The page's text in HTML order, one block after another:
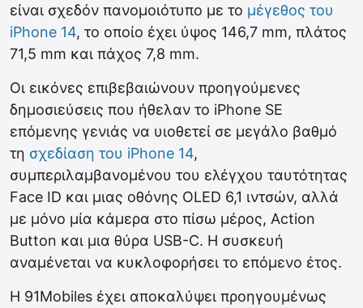
είναι σχεδόν πανομοιότυπο με το μέγεθος του
iPhone 14, το οποίο έχει ύψος 146,7 mm, πλάτος
71,5 mm και πάχος 7,8 mm.
Οι εικόνες επιβεβαιώνουν προηγούμενες
δημοσιεύσεις που ήθελαν το iPhone SE
επόμενης γενιάς να υιοθετεί σε μεγάλο βαθμό
τη σχεδίαση του iPhone 14,
συμπεριλαμβανομένου του ελέγχου ταυτότητας
Face ID και μιας οθόνης OLED 6,1 ιντσών, αλλά
με μόνο μία κάμερα στο πίσω μέρος, Action
Button και μια θύρα USB-C. Η συσκευή
αναμένεται να κυκλοφορήσει το επόμενο έτος.
Η 91Mobiles έχει αποκαλύψει προηγουμένως